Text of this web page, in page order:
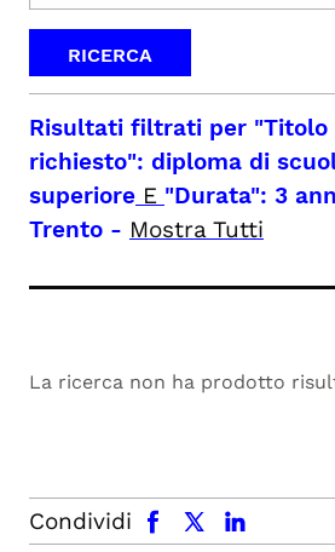
Risultati filtrati per "Titolo
richiesto": diploma di
superiore E "Durata": 3
Trento - Mostra Tutti
La ricerca non ha prodotto
Condividi
facebook x.com linkedin